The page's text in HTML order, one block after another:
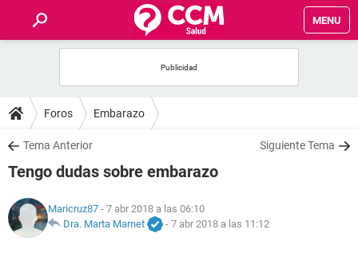
MENU
FOROS
SALUD
FAMILIA
NUTRICIÓN
Foros Embarazo
Tema Anterior Siguiente Tema
Tengo dudas sobre embarazo
Maricruz87 - 7 abr 2018 a las 06:10
Dra. Marta Marnet
- 7 abr 2018 a las 11:12